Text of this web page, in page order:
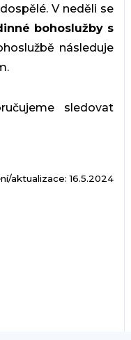
V neděli se
bohoslužby s
následuje
sledovat
aktualizace: 16.5.2024